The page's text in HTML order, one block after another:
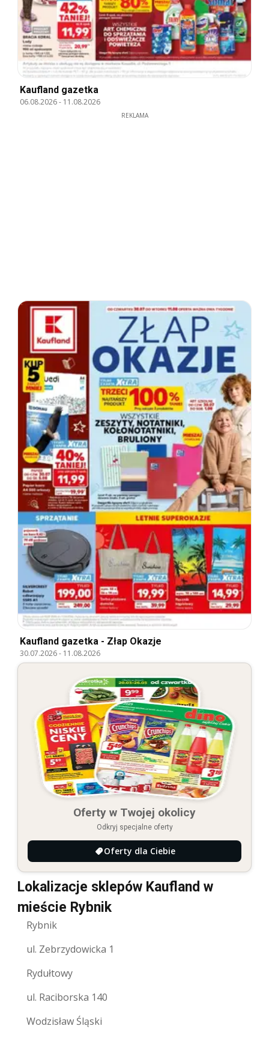
Kaufland gazetka
06.08.2026- 11.08.2026
REKLAMA
Kaufland gazetka - Złap Okazje
30.07.2026- 11.08.2026
Oferty w Twojej okolicy
Odkryj specjalne oferty
Oferty dla Ciebie
Lokalizacje sklepów Kaufland w
mieście Rybnik
Rybnik
ul. Zebrzydowicka 1
Rydułtowy
ul. Raciborska 140
Wodzisław Śląski